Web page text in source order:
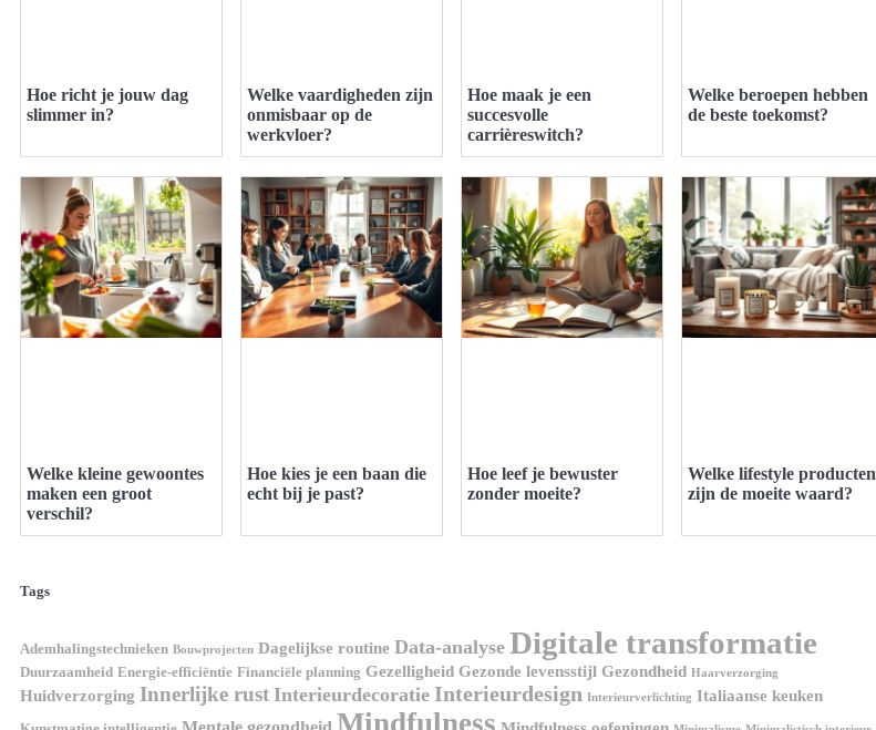
Hoe richt je jouw dag
slimmer in?
Welke vaardigheden zijn
onmisbaar op de
werkvloer?
Hoe maak je een
succesvolle
carrièreswitch?
Welke beroepen hebben
de beste toekomst?
Welke kleine gewoontes
maken een groot
verschil?
Hoe kies je een baan die
echt bij je past?
Hoe leef je bewuster
zonder moeite?
Welke lifestyle producten
zijn de moeite waard?
Tags
Ademhalingstechnieken Bouwprojecten Dagelijkse routine Data-analyse Digitale transformatie
Duurzaamheid Energie-efficiëntie Financiële planning Gezelligheid Gezonde levensstijl Gezondheid Haarverzorging
Huidverzorging Innerlijke rust Interieurdecoratie Interieurdesign Interieurverlichting Italiaanse keuken